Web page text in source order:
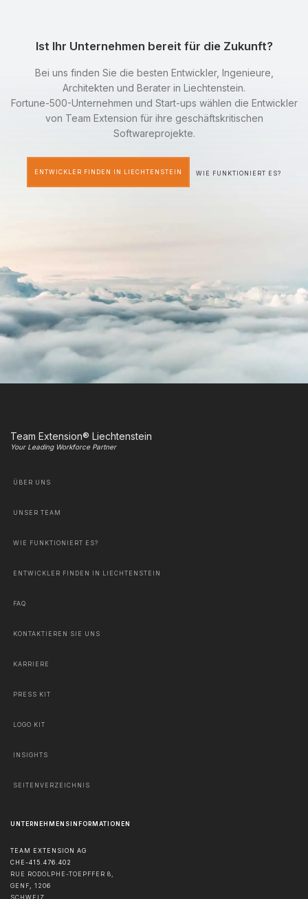
Ist Ihr Unternehmen bereit für die Zukunft?
Bei uns finden Sie die besten Entwickler, Ingenieure,
Architekten und Berater in Liechtenstein.
Fortune-500-Unternehmen und Start-ups wählen die Entwickler
von Team Extension für ihre geschäftskritischen
Softwareprojekte.
ENTWICKLER FINDEN IN LIECHTENSTEIN WIE FUNKTIONIERT ES?
Team Extension® Liechtenstein
Your Leading Workforce Partner
ÜBER UNS
UNSER TEAM
WIE FUNKTIONIERT ES?
ENTWICKLER FINDEN IN LIECHTENSTEIN
FAQ
KONTAKTIEREN SIE UNS
KARRIERE
PRESS KIT
LOGO KIT
INSIGHTS
SEITENVERZEICHNIS
UNTERNEHMENSINFORMATIONEN
TEAM EXTENSION AG
CHE-415.476.402
RUE RODOLPHE-TOEPFFER 8,
GENF, 1206